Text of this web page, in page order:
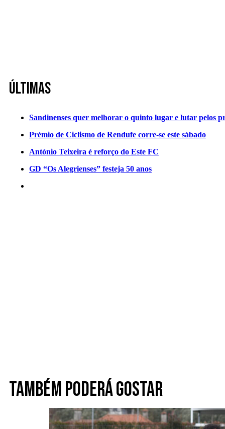
Últimas
Sandinenses quer melhorar o quinto lugar e lutar pelos
Prémio de Ciclismo de Rendufe corre-se este sábado
António Teixeira é reforço do Este FC
GD “Os Alegrienses” festeja 50 anos
Também poderá gostar